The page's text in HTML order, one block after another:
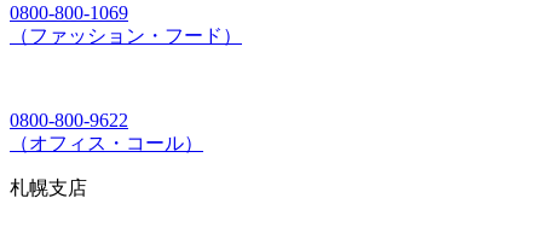
0800-800-1069
（ファッション・フード）
0800-800-9622
（オフィス・コール）
札幌支店